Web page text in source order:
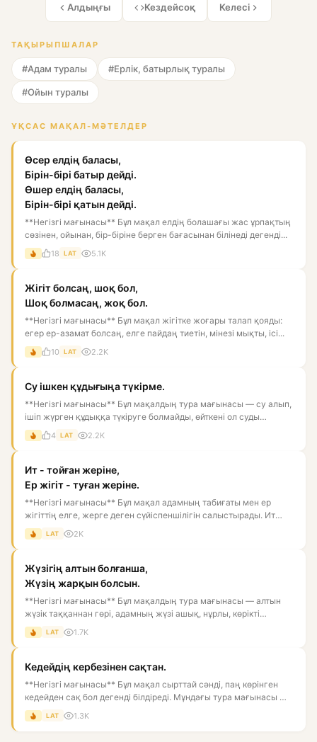
Алдыңғы Кездейсоқ Келесі
ТАҚЫРЫПШАЛАР
#Адам туралы #Ерлік, батырлық туралы
#Ойын туралы
ҰҚСАС МАҚАЛ-МӘТЕЛДЕР
Өсер елдің баласы,
Бірін-бірі батыр дейді.
Өшер елдің баласы,
Бірін-бірі қатын дейді.
**Негізгі мағынасы** Бұл мақал елдің болашағы жас ұрпақтың
сөзінен, ойынан, бір-біріне берген бағасынан білінеді дегенді...
18 LAT 5.1K
Жігіт болсаң, шоқ бол,
Шоқ болмасаң, жоқ бол.
**Негізгі мағынасы** Бұл мақал жігітке жоғары талап қояды:
егер ер-азамат болсаң, елге пайдаң тиетін, мінезі мықты, ісі...
10 LAT 2.2K
Су ішкен құдығыңа түкірме.
**Негізгі мағынасы** Бұл мақалдың тура мағынасы — су алып,
ішіп жүрген құдыққа түкіруге болмайды, өйткені ол суды
ластай...
4 LAT 2.2K
Ит - тойған жеріне,
Ер жігіт - туған жеріне.
**Негізгі мағынасы** Бұл мақал адамның табиғаты мен ер
жігіттің елге, жерге деген сүйіспеншілігін салыстырады. Ит
тойған...
LAT 2K
Жүзігің алтын болғанша,
Жүзің жарқын болсын.
**Негізгі мағынасы** Бұл мақалдың тура мағынасы — алтын
жүзік таққаннан гөрі, адамның жүзі ашық, нұрлы, көрікті
болғаны...
LAT 1.7K
Кедейдің кербезінен сақтан.
**Негізгі мағынасы** Бұл мақал сырттай сәнді, паң көрінген
кедейден сақ бол дегенді білдіреді. Мұндағы тура мағынасы —
к...
LAT 1.3K